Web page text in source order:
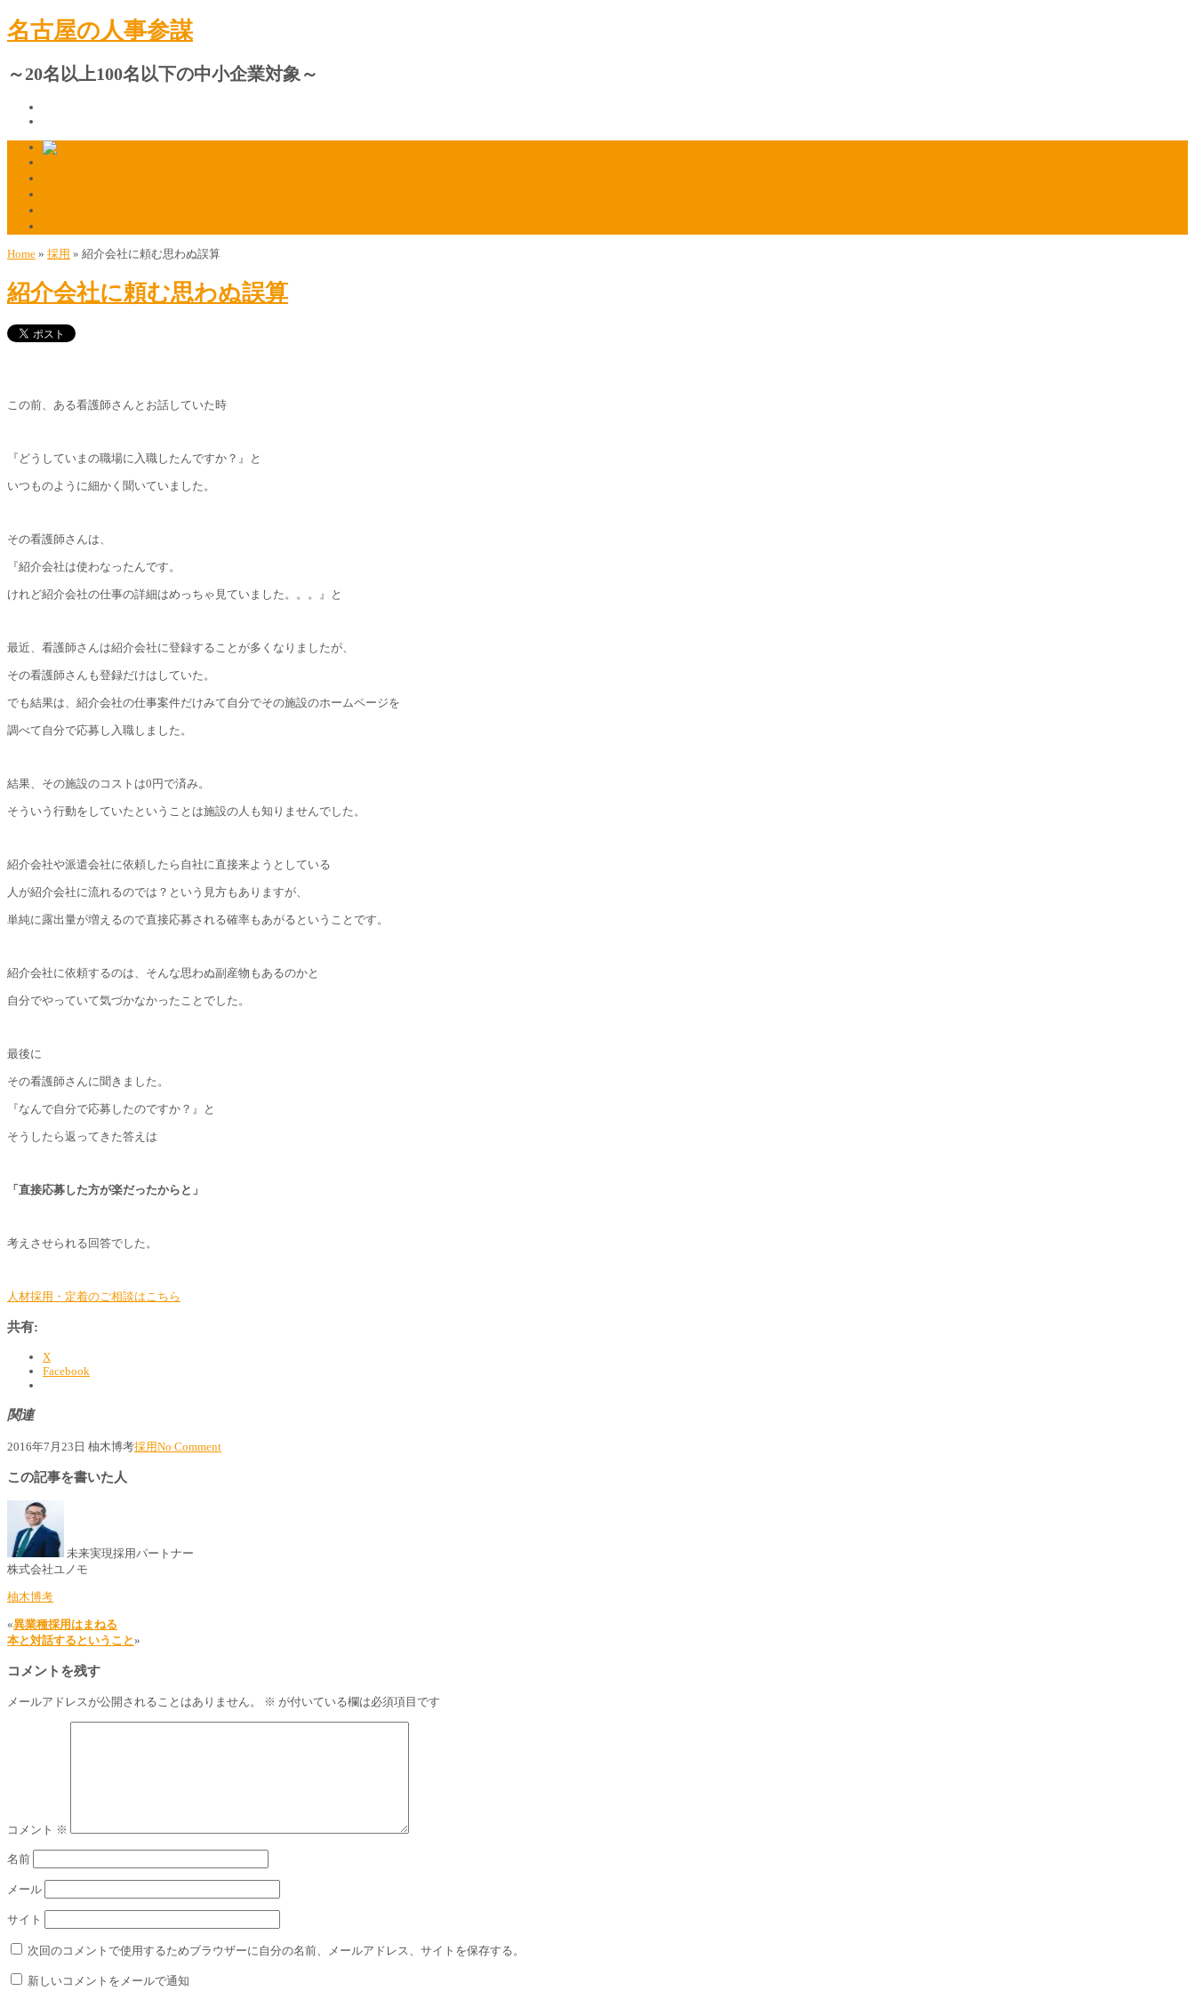
名古屋の人事参謀
～20名以上100名以下の中小企業対象～
Home » 採用 » 紹介会社に頼む思わぬ誤算
紹介会社に頼む思わぬ誤算
この前、ある看護師さんとお話していた時
『どうしていまの職場に入職したんですか？』と
いつものように細かく聞いていました。
その看護師さんは、
『紹介会社は使わなったんです。
けれど紹介会社の仕事の詳細はめっちゃ見ていました。。。』と
最近、看護師さんは紹介会社に登録することが多くなりましたが、
その看護師さんも登録だけはしていた。
でも結果は、紹介会社の仕事案件だけみて自分でその施設のホームページを
調べて自分で応募し入職しました。
結果、その施設のコストは0円で済み。
そういう行動をしていたということは施設の人も知りませんでした。
紹介会社や派遣会社に依頼したら自社に直接来ようとしている
人が紹介会社に流れるのでは？という見方もありますが、
単純に露出量が増えるので直接応募される確率もあがるということです。
紹介会社に依頼するのは、そんな思わぬ副産物もあるのかと
自分でやっていて気づかなかったことでした。
最後に
その看護師さんに聞きました。
『なんで自分で応募したのですか？』と
そうしたら返ってきた答えは
「直接応募した方が楽だったからと」
考えさせられる回答でした。
人材採用・定着のご相談はこちら
共有:
X
Facebook
関連
2016年7月23日 柚木博考採用No Comment
この記事を書いた人
未来実現採用パートナー
株式会社ユノモ
柚木博考
«異業種採用はまねる
本と対話するということ»
コメントを残す
メールアドレスが公開されることはありません。 ※ が付いている欄は必須項目です
コメント ※
名前
メール
サイト
次回のコメントで使用するためブラウザーに自分の名前、メールアドレス、サイトを保存する。
新しいコメントをメールで通知